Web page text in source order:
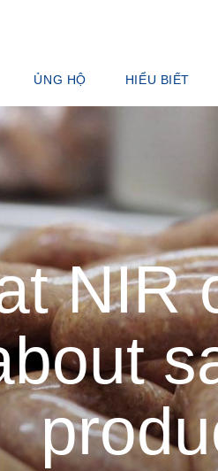
DỊCH VỤ
THUẬT SỐ
HAO, THUỐC THỬ VÀ PHỤ TÙNG THAY
ỦNG HỘ
DỊCH VỤ QUÀ TẶNG
PHẢN HỒI VÀ KHIẾU NẠI
KHÓA HUẤN LUYỆN
CHỨNG CHỈ
HIỂU BIẾT
THỊT
XÉT NGHIỆM
RƯỢU
NIR